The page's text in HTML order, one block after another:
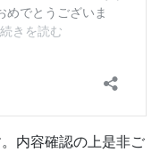
内容確認の上是非ご